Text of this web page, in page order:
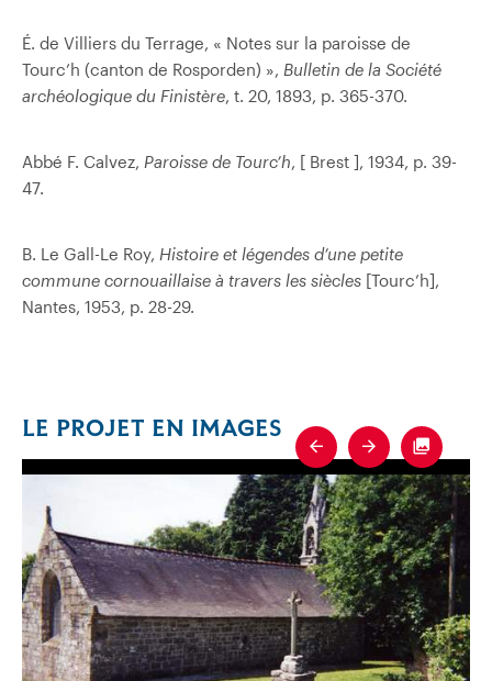
É. de Villiers du Terrage, « Notes sur la paroisse de
Tourc’h (canton de Rosporden) », Bulletin de la Société
archéologique du Finistère, t. 20, 1893, p. 365-370.
Abbé F. Calvez, Paroisse de Tourc’h, [ Brest ], 1934, p. 39-
47.
B. Le Gall-Le Roy, Histoire et légendes d’une petite
commune cornouaillaise à travers les siècles [Tourc’h],
Nantes, 1953, p. 28-29.
LE PROJET EN IMAGES
Previous
Next